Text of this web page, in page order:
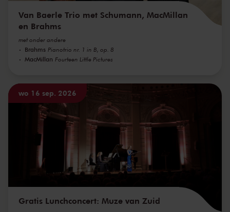
Van Baerle Trio met Schumann, MacMillan
en Brahms
met onder andere
Brahms Pianotrio nr. 1 in B, op. 8
MacMillan Fourteen Little Pictures
wo 16 sep. 2026
Gratis Lunchconcert: Muze van Zuid